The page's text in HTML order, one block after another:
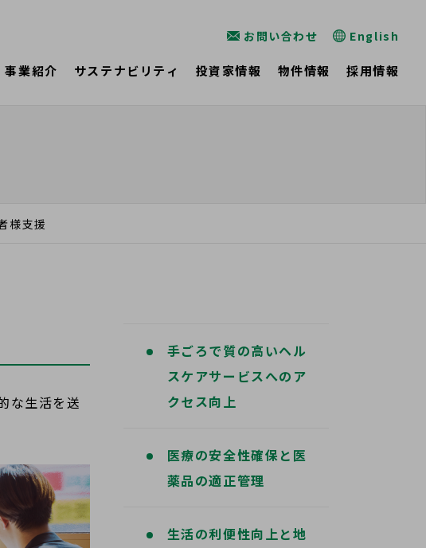
お問い合わせ English
事業紹介 サステナビリティ 投資家情報 物件情報 採用情報
様支援
な生活を送
手ごろで質の高いヘル
スケアサービスへのア
クセス向上
医療の安全性確保と医
薬品の適正管理
生活の利便性向上と地